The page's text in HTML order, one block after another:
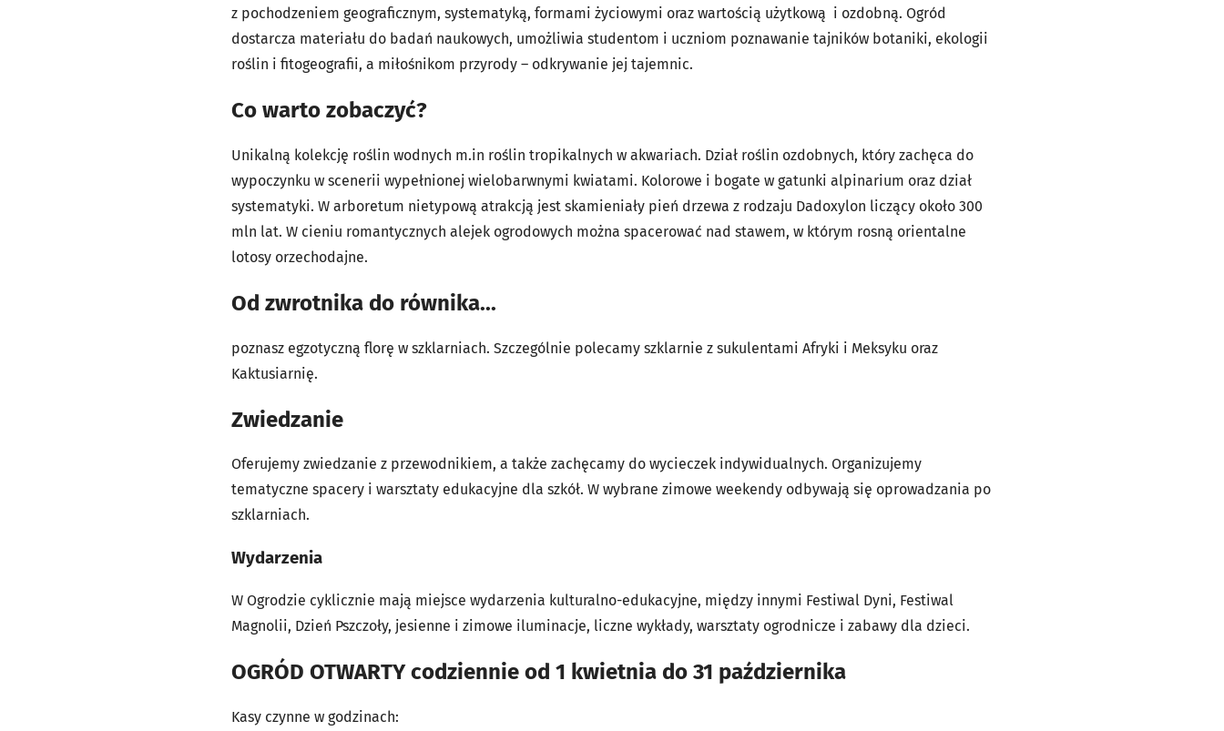
z pochodzeniem geograficznym, systematyką, formami życiowymi oraz wartością użytkową i ozdobną. Ogród
dostarcza materiału do badań naukowych, umożliwia studentom i uczniom poznawanie tajników botaniki, ekologii
roślin i fitogeografii, a miłośnikom przyrody – odkrywanie jej tajemnic.
Co warto zobaczyć?
Unikalną kolekcję roślin wodnych m.in roślin tropikalnych w akwariach. Dział roślin ozdobnych, który zachęca do
wypoczynku w scenerii wypełnionej wielobarwnymi kwiatami. Kolorowe i bogate w gatunki alpinarium oraz dział
systematyki. W arboretum nietypową atrakcją jest skamieniały pień drzewa z rodzaju Dadoxylon liczący około 300
mln lat. W cieniu romantycznych alejek ogrodowych można spacerować nad stawem, w którym rosną orientalne
lotosy orzechodajne.
Od zwrotnika do równika...
poznasz egzotyczną florę w szklarniach. Szczególnie polecamy szklarnie z sukulentami Afryki i Meksyku oraz
Kaktusiarnię.
Zwiedzanie
Oferujemy zwiedzanie z przewodnikiem, a także zachęcamy do wycieczek indywidualnych. Organizujemy
tematyczne spacery i warsztaty edukacyjne dla szkół. W wybrane zimowe weekendy odbywają się oprowadzania po
szklarniach.
Wydarzenia
W Ogrodzie cyklicznie mają miejsce wydarzenia kulturalno-edukacyjne, między innymi Festiwal Dyni, Festiwal
Magnolii, Dzień Pszczoły, jesienne i zimowe iluminacje, liczne wykłady, warsztaty ogrodnicze i zabawy dla dzieci.
OGRÓD OTWARTY codziennie od 1 kwietnia do 31 października
Kasy czynne w godzinach: